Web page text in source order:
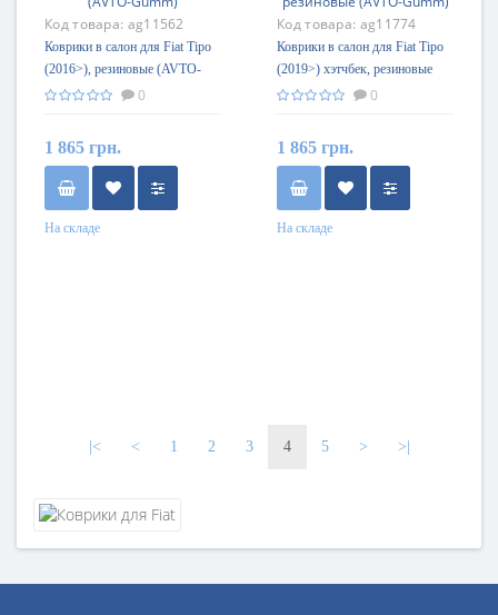
Код товара: ag11562
Коврики в салон для Fiat Tipo
(2016>), резиновые (AVTO-
Gumm)
0
1 865 грн.
На складе
Код товара: ag11774
Коврики в салон для Fiat Tipo
(2019>) хэтчбек, резиновые
(AVTO-Gumm) 0
1 865 грн.
На складе
|< < 1 2 3 4 5 > >|